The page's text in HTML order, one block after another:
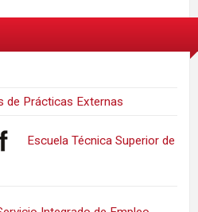
de Prácticas Externas
Escuela Técnica Superior de